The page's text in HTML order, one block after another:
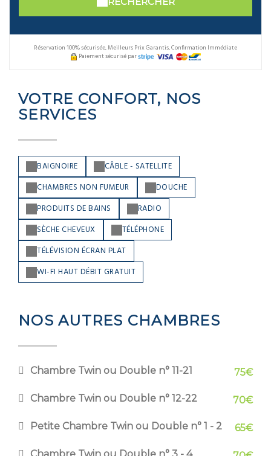
Réservation 100% sécurisée, Meilleurs Prix Garantis, Confirmation Immédiate
Paiement sécurisé par
VOTRE CONFORT, NOS
SERVICES
BAIGNOIRE
CÂBLE - SATELLITE
CHAMBRES NON FUMEUR
DOUCHE
PRODUITS DE BAINS
RADIO
SÈCHE CHEVEUX
TÉLÉPHONE
TÉLÉVISION ÉCRAN PLAT
WI-FI HAUT DÉBIT GRATUIT
NOS AUTRES CHAMBRES
Chambre Twin ou Double n° 11-21 75€
Chambre Twin ou Double n° 12-22 70€
Petite Chambre Twin ou Double n° 1 - 2 65€